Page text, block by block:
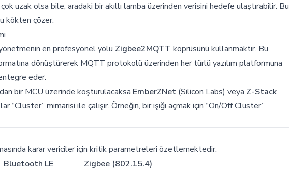
uzak olsa bile, aradaki bir akıllı lamba üzerinden verisini hedefe ulaştırabilir. Bu
kökten çözer.
en profesyonel yolu Zigbee2MQTT köprüsünü kullanmaktır. Bu
dönüştürerek MQTT protokolü üzerinden her türlü yazılım platformuna
eder.
bir MCU üzerinde koşturulacaksa EmberZNet (Silicon Labs) veya Z-Stack
“Cluster” mimarisi ile çalışır. Örneğin, bir ışığı açmak için “On/Off Cluster”
karar vericiler için kritik parametreleri özetlemektedir:
Bluetooth LE
Zigbee (802.15.4)